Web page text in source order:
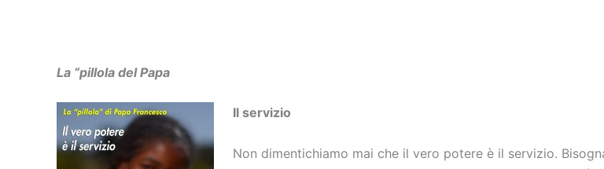
La “pillola del Papa
Il servizio
Non dimentichiamo mai che il vero potere è il servizio.